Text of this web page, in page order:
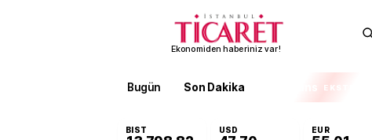
Ekonomiden haberiniz var!
Bugün Son Dakika EKSTRA
BIST USD EUR